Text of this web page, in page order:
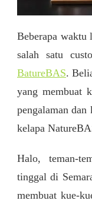
Beberapa waktu
salah satu
BatureBAS.
yang membuat
pengalaman dan
kelapa
Halo, teman-
tinggal di
membuat kue-